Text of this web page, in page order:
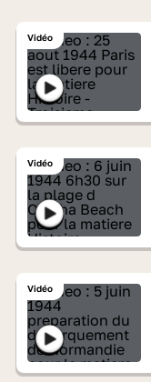
Vidéo
Vidéo
Vidéo